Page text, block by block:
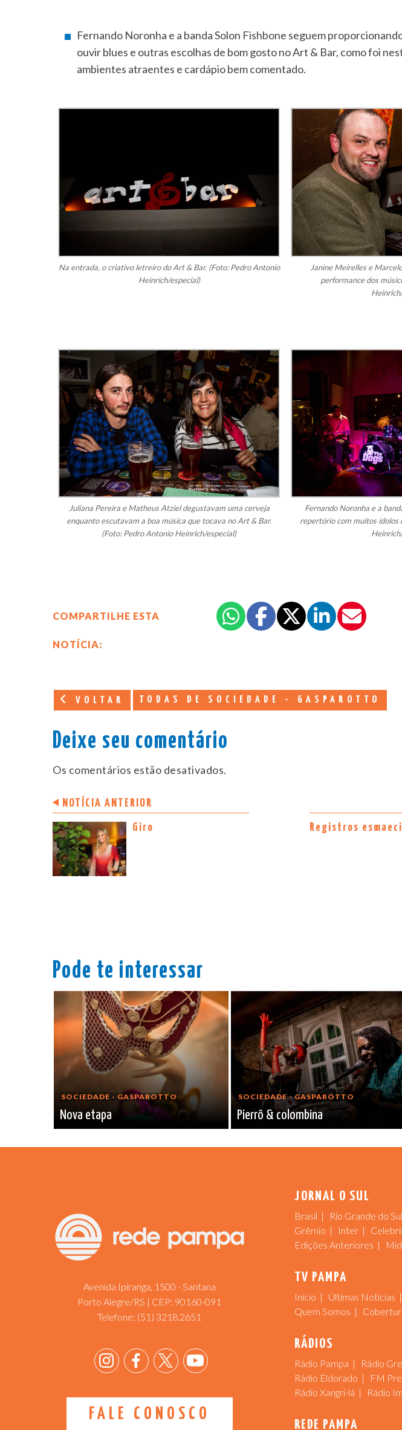
Fernando Noronha e a banda Solon Fishbone seguem
ouvir blues e outras escolhas de bom gosto no Art & Bar, como foi
ambientes atraentes e cardápio bem comentado.
Na entrada, o criativo letreiro do Art & Bar. (Foto: Pedro Antonio
Heinrich/especial)
Janine Meirelles e
performance dos
Juliana Pereira e Matheus Atziel degustavam uma cerveja
enquanto escutavam a boa música que tocava no Art & Bar.
(Foto: Pedro Antonio Heinrich/especial)
Fernando Noronha e a
repertório com muitos ídolos
COMPARTILHE ESTA
NOTÍCIA:
VOLTAR TODAS DE SOCIEDADE - GASPAROTTO
Deixe seu comentário
Os comentários estão desativados.
NOTÍCIA ANTERIOR
Giro Registros
Pode te interessar
SOCIEDADE - GASPAROTTO
Nova etapa
SOCIEDADE - GASPAROTTO
Pierrô & colombina
Avenida Ipiranga, 1500 - Santana
Porto Alegre/RS | CEP: 90160-091
Telefone: (51) 3218.2651
FALE CONOSCO
JORNAL O SUL
Brasil Rio Grande do Sul
Grêmio
Inter
Edições Anteriores
TV PAMPA
Início Últimas Notícias
Quem Somos
RÁDIOS
Rádio Pampa Rádio
Rádio Eldorado
FM
Rádio Xangri-lá
Rádio
REDE PAMPA